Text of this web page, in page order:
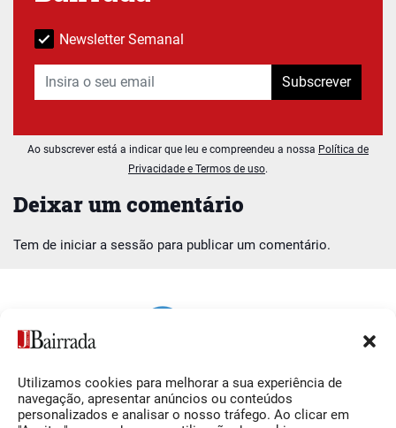
Utilizamos cookies para melhorar a sua experiência de
navegação, apresentar anúncios ou conteúdos
personalizados e analisar o nosso tráfego. Ao clicar em
Deixar um comentário
Tem de iniciar a sessão para publicar um comentário.
Newsletter Semanal
Subscrever
Ao subscrever está a indicar que leu e compreendeu a nossa Política de
Privacidade e Termos de uso.
Siga-nos O Jornal da Bairrada